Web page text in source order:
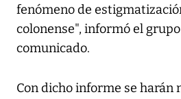
fenómeno de
colonense", informó el
comunicado.
Con dicho informe se harán